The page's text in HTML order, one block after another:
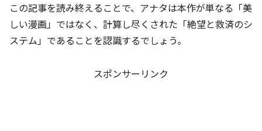
この記事を読み終えることで、アナタは本作が単なる「美
しい漫画」ではなく、計算し尽くされた「絶望と救済のシ
ステム」であることを認識するでしょう。
スポンサーリンク